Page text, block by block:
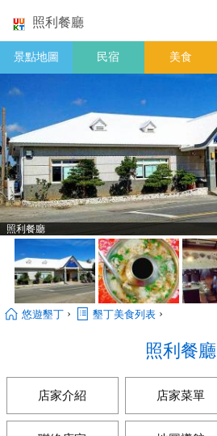
照利餐廳
景點地圖 民宿 美食
照利餐廳
悠遊墾丁 › 墾丁美食列表 ›
照利餐廳
店家介紹 店家菜單